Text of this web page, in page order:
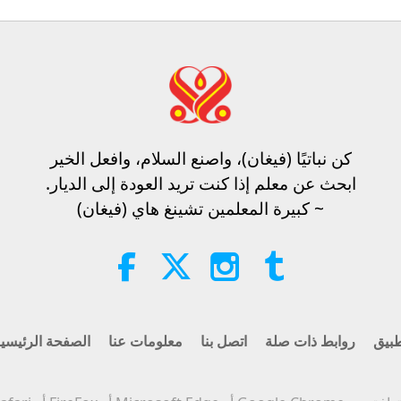
كن نباتيًا (فيغان)، واصنع السلام، وافعل الخير​
ابحث عن معلم إذا كنت تريد العودة إلى الديار.
~ كبيرة المعلمين تشينغ هاي (فيغان)
الصفحة معلومات عنا اتصل بنا روابط ذات صلة